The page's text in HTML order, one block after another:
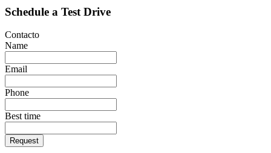
Schedule a Test Drive
Contacto
Name
Email
Phone
Best time
Request